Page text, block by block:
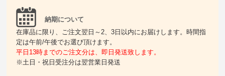
納期について
在庫品に限り、ご注文翌日～2、3日以内にお届けします。時間指
定は午前/午後でお選び頂けます。
平日13時までのご注文分は、即日発送致します。
※土日・祝日受注分は翌営業日発送